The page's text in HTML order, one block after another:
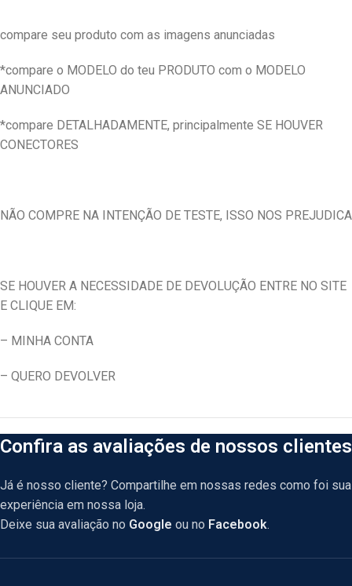
compare seu produto com as imagens anunciadas
*compare o MODELO do teu PRODUTO com o MODELO
ANUNCIADO
*compare DETALHADAMENTE, principalmente SE HOUVER
CONECTORES
NÃO COMPRE NA INTENÇÃO DE TESTE, ISSO NOS PREJUDICA
SE HOUVER A NECESSIDADE DE DEVOLUÇÃO ENTRE NO SITE
E CLIQUE EM:
– MINHA CONTA
– QUERO DEVOLVER
Confira as avaliações de nossos clientes
Já é nosso cliente? Compartilhe em nossas redes como foi sua
experiência em nossa loja.
Deixe sua avaliação no Google ou no Facebook.